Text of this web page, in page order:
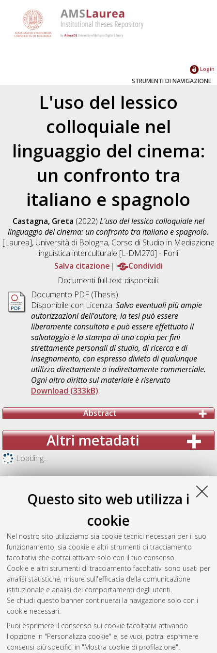
Questo sito web utilizza i
cookie
Nel nostro sito utilizziamo sia cookie tecnici necessari per il suo
funzionamento, sia cookie e altri strumenti di tracciamento
facoltativi che potrai attivare solo con il tuo consenso.
Cookie e altri strumenti di tracciamento facoltativi sono usati per
analisi statistiche, misure sull'efficacia della comunicazione
istituzionale e analisi dei comportamenti degli utenti.
Se chiudi questo banner continuerai la navigazione solo con i
cookie necessari.
Puoi esprimere il consenso sui cookie facoltativi attivando
l'opzione in "Personalizza cookie" e, se vuoi, potrai esprimere
consensi più specifici in "Mostra cookie di profilazione".
Login
STRUMENTI DI NAVIGAZIONE
L'uso del lessico
colloquiale nel
linguaggio del cinema:
un confronto tra
italiano e spagnolo
Castagna, Greta (2022) L'uso del lessico colloquiale nel
linguaggio del cinema: un confronto tra italiano e spagnolo.
[Laurea], Università di Bologna, Corso di Studio in Mediazione
linguistica interculturale [L-DM270] - Forli'
Salva citazione
Condividi
Documenti full-text disponibili:
Documento PDF (Thesis)
Disponibile con Licenza: Salvo eventuali più ampie
autorizzazioni dell'autore, la tesi può essere
liberamente consultata e può essere effettuato il
salvataggio e la stampa di una copia per fini
strettamente personali di studio, di ricerca e di
insegnamento, con espresso divieto di qualunque
utilizzo direttamente o indirettamente commerciale.
Ogni altro diritto sul materiale è riservato
Download (333kB)
Abstract
Altri metadati
Loading...
Gestione del documento:
Atom
Rss 1.0